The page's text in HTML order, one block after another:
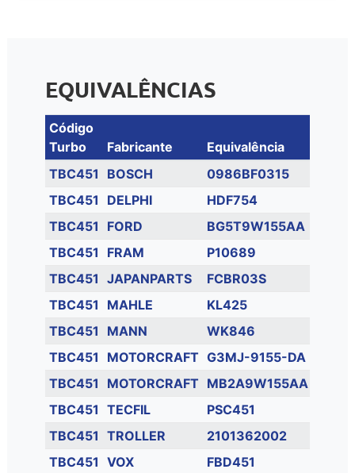
EQUIVALÊNCIAS
Código
Turbo
Fabricante
Equivalência
TBC451
BOSCH
0986BF0315
TBC451
DELPHI
HDF754
TBC451
FORD
BG5T9W155AA
TBC451
FRAM
P10689
TBC451 JAPANPARTS
FCBR03S
TBC451
MAHLE
KL425
TBC451
MANN
WK846
TBC451
MOTORCRAFT G3MJ-9155-DA
TBC451
MOTORCRAFT MB2A9W155AA
TBC451 TECFIL
PSC451
TBC451 TROLLER
2101362002
TBC451 VOX
FBD451